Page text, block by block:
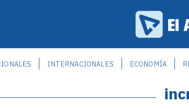
INTERNACIONALES ECONOMÍA